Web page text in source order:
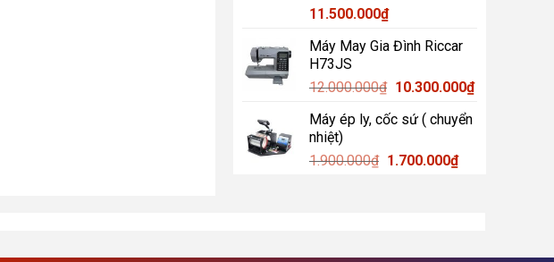
11.500.000₫
Máy May Gia Đình Riccar
H73JS
12.000.000₫ Giá
là:
10.300.000₫Giá
Máy ép ly, cốc sứ ( chuyển
nhiệt)
1.900.000₫ Giá
1.700.000₫Giá